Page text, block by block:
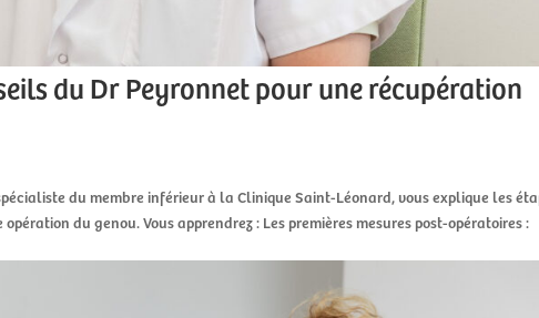
du Dr Peyronnet pour une récupération
du membre inférieur à la Clinique Saint-Léonard, vous explique les
du genou. Vous apprendrez : Les premières mesures post-opératoires :